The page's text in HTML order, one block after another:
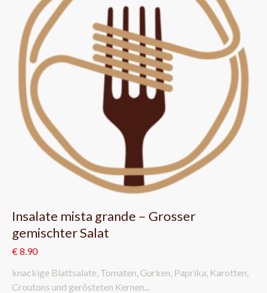
Insalate mista grande – Grosser
gemischter Salat
€ 8.90
knackige Blattsalate, Tomaten, Gurken, Paprika, Karotten,
Croutons und gerösteten Kernen...